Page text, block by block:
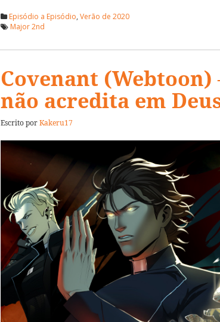
Episódio a Episódio,Verão de 2020
Major 2nd
Covenant (Webtoon)
não acredita em
Escrito porKakeru17